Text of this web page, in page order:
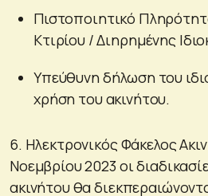
Πιστοποιητικό
Κτιρίου / Διηρημένης
Υπεύθυνη δήλωση του
χρήση του ακινήτου.
6. Ηλεκτρονικός Φάκελος
Νοεμβρίου 2023 οι
ακινήτου θα